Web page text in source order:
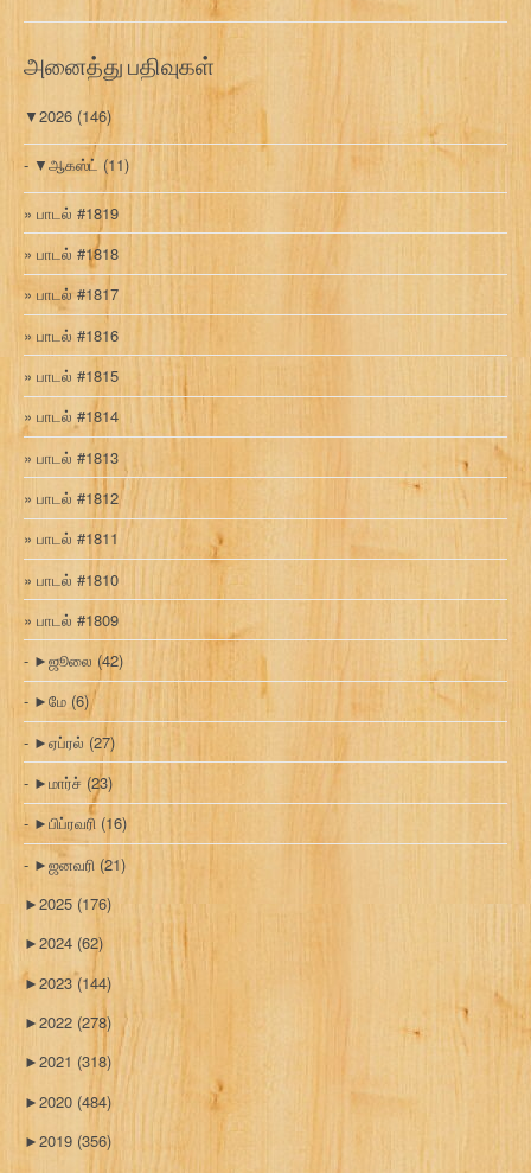
வ
அனைத்து பதிவுகள்
▼2026 (146)
▼ஆகஸ்ட் (11)
பாடல் #1819
பாடல் #1818
பாடல் #1817
பாடல் #1816
பாடல் #1815
பாடல் #1814
பாடல் #1813
பாடல் #1812
பாடல் #1811
பாடல் #1810
பாடல் #1809
►ஜூலை (42)
►மே (6)
►ஏப்ரல் (27)
►மார்ச் (23)
►பிப்ரவரி (16)
►ஜனவரி (21)
►2025 (176)
►2024 (62)
►2023(144)
►2022 (278)
►2021 (318)
►2020 (484)
►2019 (356)